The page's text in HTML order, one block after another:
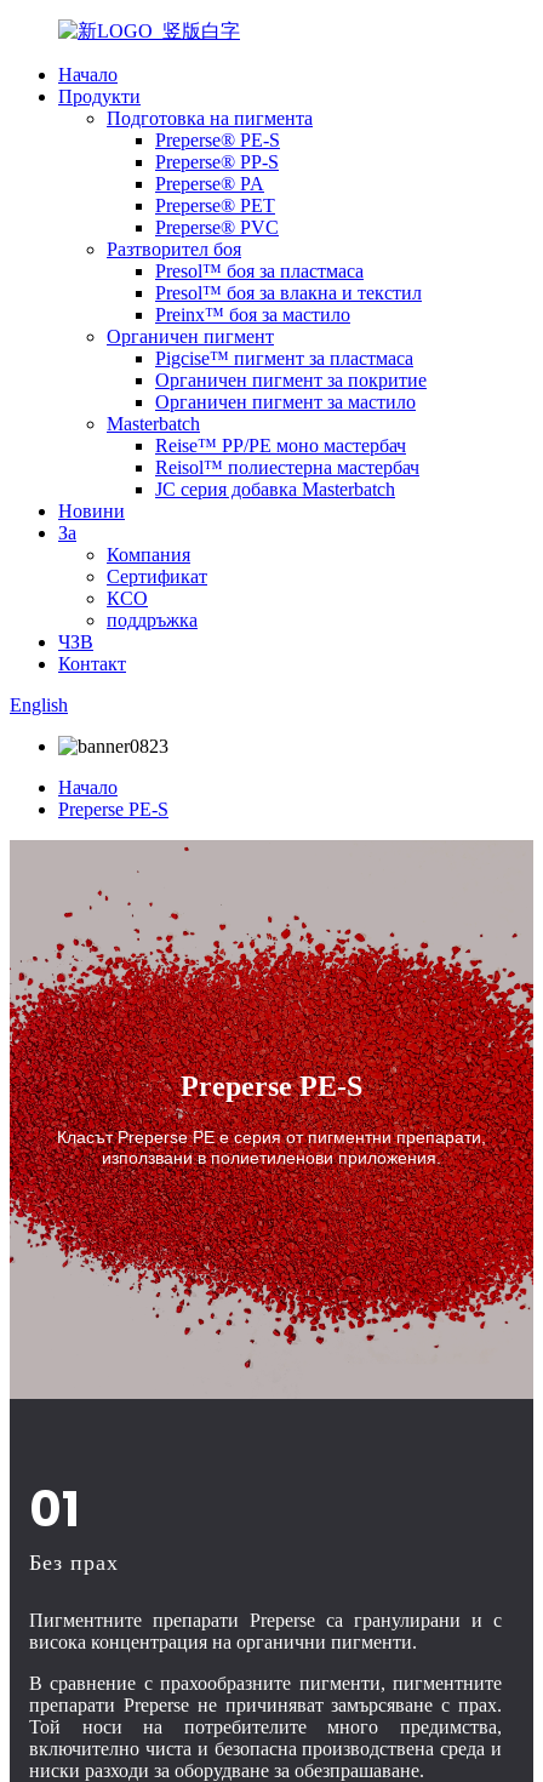
Начало
Продукти
Подготовка на пигмента
Preperse® PE-S
Preperse® PP-S
Preperse® PA
Preperse® PET
Preperse® PVC
Разтворител боя
Presol™ боя за пластмаса
Presol™ боя за влакна и текстил
Preinx™ боя за мастило
Органичен пигмент
Pigcise™ пигмент за пластмаса
Органичен пигмент за покритие
Органичен пигмент за мастило
Masterbatch
Reise™ PP/PE моно мастербач
Reisol™ полиестерна мастербач
JC серия добавка Masterbatch
Новини
За
Компания
Сертификат
КСО
поддръжка
ЧЗВ
Контакт
English
Начало
Preperse PE-S
Preperse PE-S
Класът Preperse PE е серия от пигментни препарати,
използвани в полиетиленови приложения.
01
Без прах
Пигментните препарати Preperse са гранулирани и с
висока концентрация на органични пигменти.
В сравнение с прахообразните пигменти, пигментните
препарати Preperse не причиняват замърсяване с прах.
Той носи на потребителите много предимства,
включително чиста и безопасна производствена среда и
ниски разходи за оборудване за обезпрашаване.